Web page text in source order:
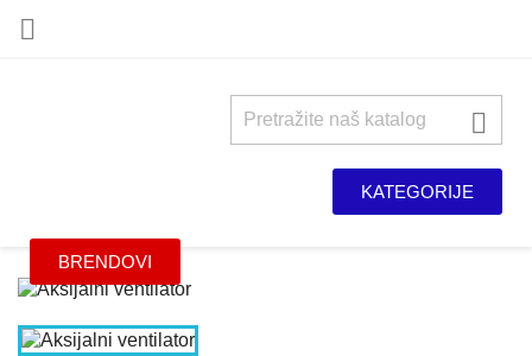


KATEGORIJE
BRENDOVI